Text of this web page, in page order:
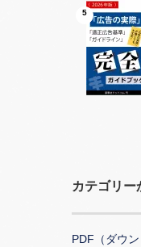
5
カテゴリー
PDF（ダウン